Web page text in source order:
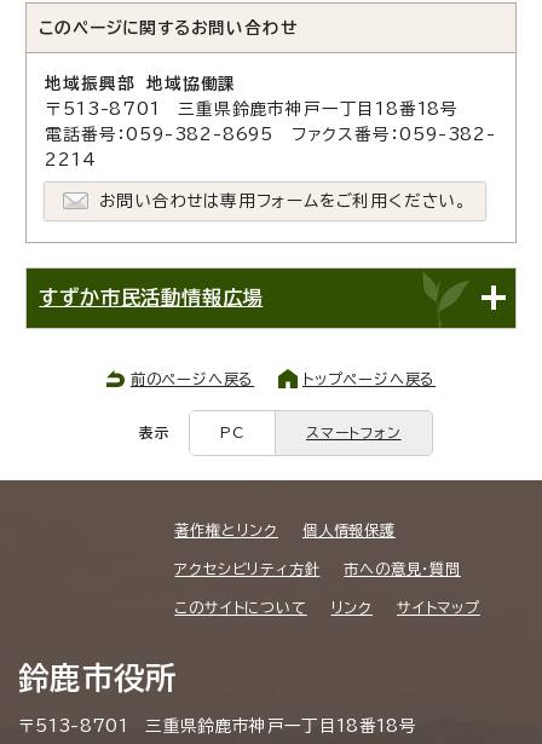
このページに関する お問い合わせ
地域振興部 地域協働課
〒513-8701 三重県鈴鹿市神戸一丁目18番18号
電話番号：059-382-8695 ファクス番号：059-382-
2214
お問い合わせは専用フォームをご利用ください。
すずか市民活動情報広場
前のページへ戻る トップページへ戻る
表示 PC スマートフォン
著作権とリンク 個人情報保護
アクセシビリティ方針 市への意見・質問
このサイトについて リンク サイトマップ
鈴鹿市役所
〒513-8701 三重県鈴鹿市神戸一丁目18番18号